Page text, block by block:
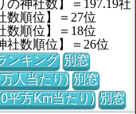
の神社数】＝197.19社
数順位】＝27位
数順位】＝18位
社数順位】＝26位
ンキング 別窓
人当たり) 別窓
平方Km当たり) 別窓